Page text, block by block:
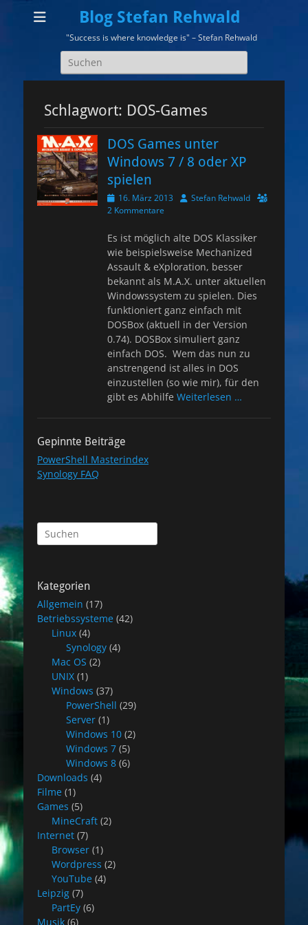
Blog Stefan Rehwald
"Success is where knowledge is" – Stefan Rehwald
Suchen
nach:
Schlagwort: DOS-Games
DOS Games unter
Windows 7 / 8 oder XP
spielen
Veröffentlicht
am
16. März 2013 AutorStefan Rehwald
2 Kommentare
Es ist möglich alte DOS Klassiker
wie beispielsweise Mechanized
Assault & eXploration, besser
bekannt als M.A.X. unter aktuellen
Windowssystem zu spielen. Dies
funktioniert ganz einfach mit
DOSBox (aktuell in der Version
0.74). DOSBox simuliert ganz
einfach DOS. Wem das nun zu
anstrengend ist alles in DOS
einzustellen (so wie mir), für den
gibt es Abhilfe Weiterlesen …
Gepinnte Beiträge
PowerShell Masterindex
Synology FAQ
Suchen
nach:
Kategorien
Allgemein (17)
Betriebssysteme (42)
Linux (4)
Synology (4)
Mac OS (2)
UNIX (1)
Windows (37)
PowerShell (29)
Server (1)
Windows 10 (2)
Windows 7 (5)
Windows 8 (6)
Downloads (4)
Filme (1)
Games (5)
MineCraft (2)
Internet (7)
Browser (1)
Wordpress (2)
YouTube (4)
Leipzig (7)
PartEy (6)
Musik (6)